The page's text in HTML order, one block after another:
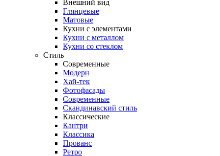
Внешний вид
Глянцевые
Матовые
Кухни с элементами
Кухни с металлом
Кухни со стеклом
Стиль
Современные
Модерн
Хай-тек
Фотофасады
Современные
Скандинавский стиль
Классические
Кантри
Классика
Прованс
Ретро